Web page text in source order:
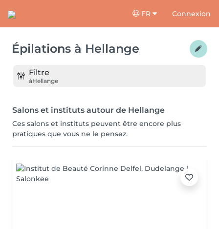
FR Connexion
Épilations à Hellange
Filtre
àHellange
Salons et instituts autour de Hellange
Ces salons et instituts peuvent être encore plus
pratiques que vous ne le pensez.